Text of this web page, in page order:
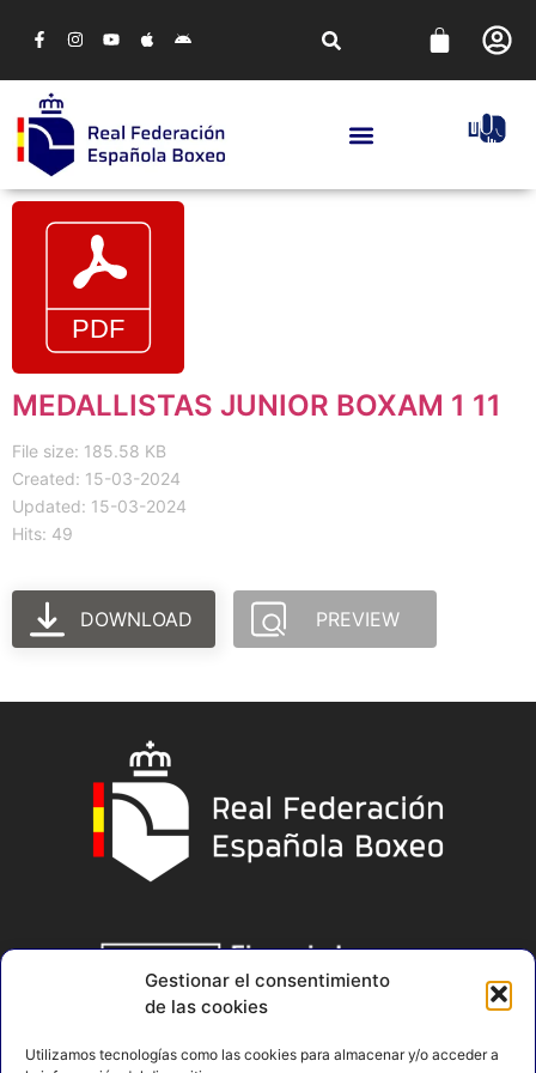
Gestionar el consentimiento
de las cookies
Utilizamos tecnologías como las cookies para almacenar y/o acceder a
MEDALLISTAS JUNIOR BOXAM 1 11
File size: 185.58 KB
Created: 15-03-2024
Updated: 15-03-2024
Hits: 49
DOWNLOAD PREVIEW